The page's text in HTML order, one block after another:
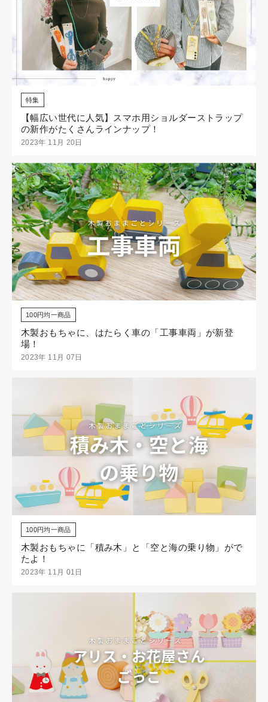
特集
【幅広い世代に人気】スマホ用ショルダーストラップ
の新作がたくさんラインナップ！
2023年 11月 20日
100円均一商品
木製おもちゃに、はたらく車の「工事車両」が新登
場！
2023年 11月 07日
100円均一商品
木製おもちゃに「積み木」と「空と海の乗り物」がで
たよ！
2023年 11月 01日